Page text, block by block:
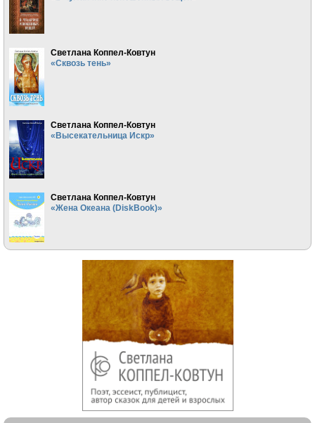
Светлана Коппел-Ковтун
«Сквозь тень»
Светлана Коппел-Ковтун
«Высекательница Искр»
Светлана Коппел-Ковтун
«Жена Океана (DiskBook)»